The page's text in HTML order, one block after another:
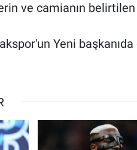
ve camianın
Yeni